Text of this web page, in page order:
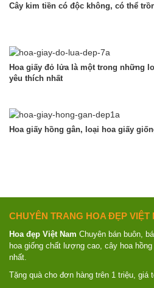
Cây kim tiền có độc không, có thể
Hoa giấy đỏ lửa là một trong những
yêu thích nhất
Hoa giấy hồng gân, loại hoa giấy
CHUYÊN TRANG HOA ĐẸP VIỆT
Hoa đẹp Việt Nam Chuyên bán buôn,
hoa giống chất lượng cao, cây hoa
nhất.
Tặng quà cho đơn hàng trên 1 triệu, giá